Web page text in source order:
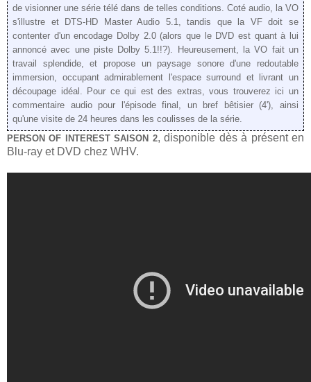
de visionner une série télé dans de telles conditions. Coté audio, la VO
s'illustre et DTS-HD Master Audio 5.1, tandis que la VF doit se
contenter d'un encodage Dolby 2.0 (alors que le DVD est quant à lui
annoncé avec une piste Dolby 5.1!!?). Heureusement, la VO fait un
travail splendide, et propose un paysage sonore d'une redoutable
immersion, occupant admirablement l'espace surround et livrant un
découpage idéal. Pour ce qui est des extras, vous trouverez ici un
commentaire audio pour l'épisode final, un bref bêtisier (4'), ainsi
qu'une visite de 24 heures dans les coulisses de la série.
PERSON OF INTEREST SAISON 2, disponible dès à présent en
Blu-ray et DVD chez WHV.